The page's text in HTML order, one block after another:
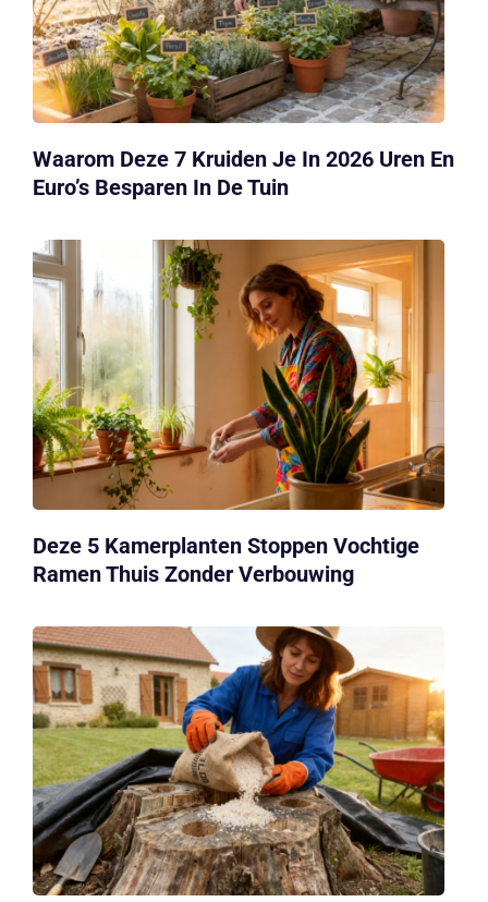
Waarom Deze 7 Kruiden Je In 2026 Uren En
Euro’s Besparen In De Tuin
Deze 5 Kamerplanten Stoppen Vochtige
Ramen Thuis Zonder Verbouwing